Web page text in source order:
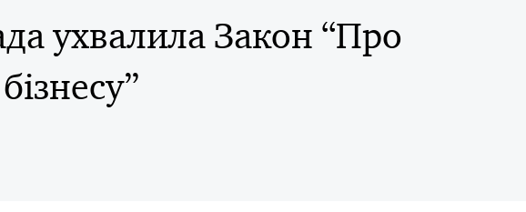
ухвалила Закон “Про